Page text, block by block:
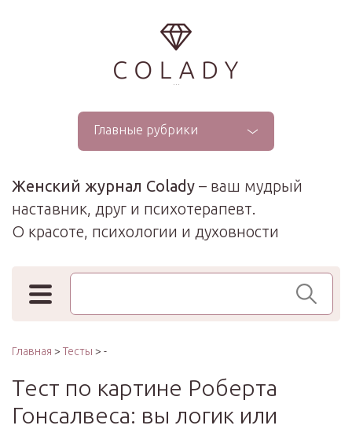
...
Главные рубрики
Женский журнал Colady – ваш мудрый
наставник, друг и психотерапевт.
О красоте, психологии и духовности
Поиск по сайту
Главная > Тесты > -
Тест по картине Роберта
Гонсалвеса: вы логик или